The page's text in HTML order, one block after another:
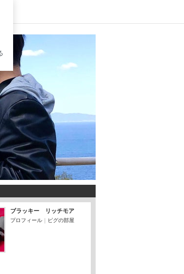
ブラッキー リッチモア
プロフィール ｜ ピグの部屋